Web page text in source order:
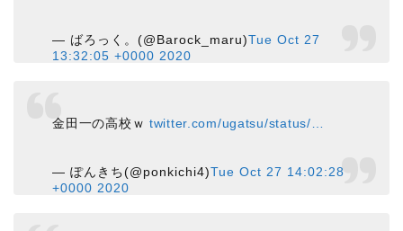
— ばろっく。(@Barock_maru)Tue Oct 27
13:32:05 +0000 2020
金田一の高校ｗ twitter.com/ugatsu/status/…
— ぽんきち(@ponkichi4)Tue Oct 27 14:02:28
+0000 2020